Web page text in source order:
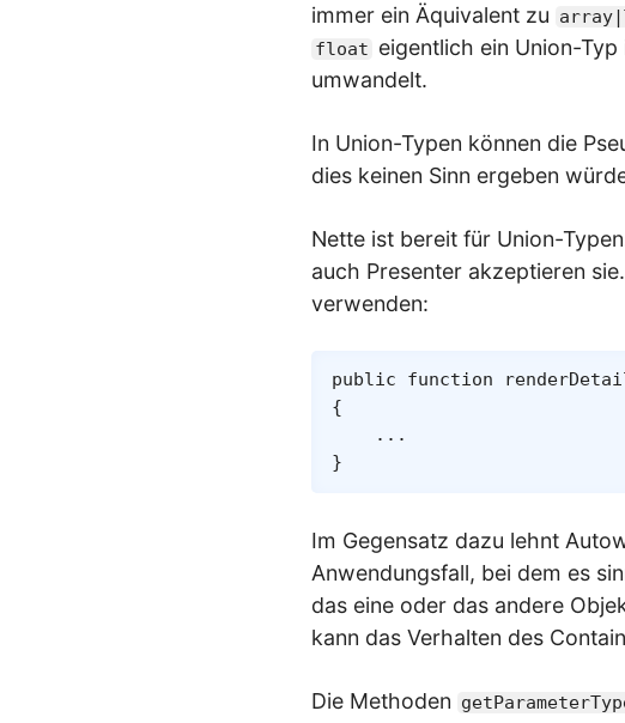
immer ein Äquivalent zu
float eigentlich ein Union-Typ
umwandelt.
In Union-Typen können die
dies keinen Sinn ergeben
Nette ist bereit für Union-
auch Presenter akzeptieren
verwenden:
public function
{
...
}
Im Gegensatz dazu lehnt
Anwendungsfall, bei dem es
das eine oder das andere
kann das Verhalten des
Die Methoden